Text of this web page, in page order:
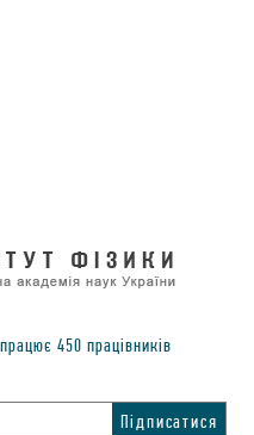
450 працiвникiв